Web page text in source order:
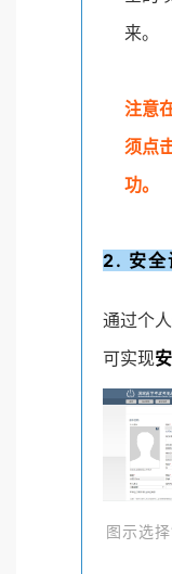
来。
注意
须点
功。
2. 安全
通过个
可实现
图示选